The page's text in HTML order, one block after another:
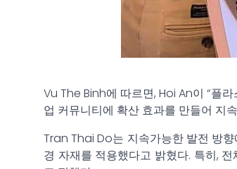
Vu The Binh에 따르면, Hoi An이 “플
업 커뮤니티에 확산 효과를 만들어 지
Tran Thai Do는 지속가능한 발전 방향
경 자재를 적용했다고 밝혔다. 특히,